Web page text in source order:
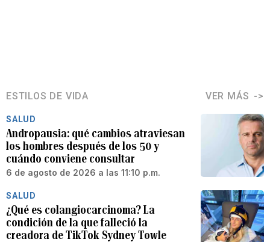
ESTILOS DE VIDA VER MÁS
SALUD
Andropausia: qué cambios atraviesan
los hombres después de los 50 y
cuándo conviene consultar
6 de agosto de 2026 a las 11:10 p.m.
SALUD
¿Qué es colangiocarcinoma? La
condición de la que falleció la
creadora de TikTok Sydney Towle